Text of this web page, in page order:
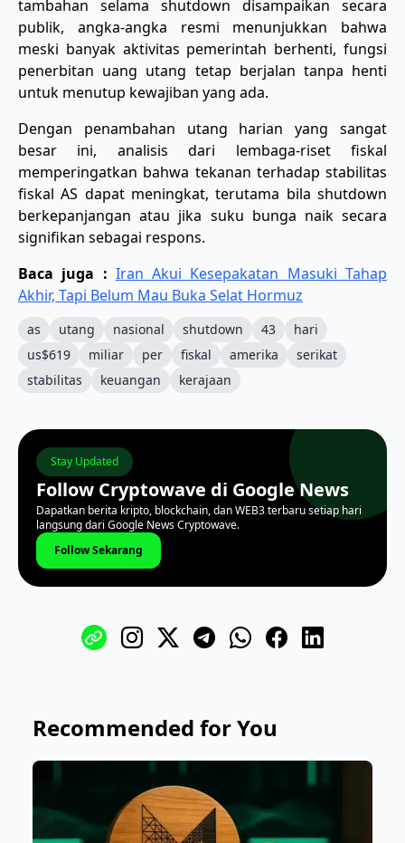
tambahan selama shutdown disampaikan secara
publik, angka-angka resmi menunjukkan bahwa
meski banyak aktivitas pemerintah berhenti, fungsi
penerbitan uang utang tetap berjalan tanpa henti
untuk menutup kewajiban yang ada.
Dengan penambahan utang harian yang sangat
besar ini, analisis dari lembaga-riset fiskal
memperingatkan bahwa tekanan terhadap stabilitas
fiskal AS dapat meningkat, terutama bila shutdown
berkepanjangan atau jika suku bunga naik secara
signifikan sebagai respons.
Baca juga : Iran Akui Kesepakatan Masuki Tahap
Akhir, Tapi Belum Mau Buka Selat Hormuz
as utang nasional shutdown 43
hari
us$619
miliar per fiskal amerika
serikat
stabilitas
keuangan kerajaan
Stay Updated
Follow Cryptowave di Google News
Dapatkan berita kripto, blockchain, dan WEB3 terbaru setiap hari
langsung dari Google News Cryptowave.
Follow Sekarang
Recommended for You